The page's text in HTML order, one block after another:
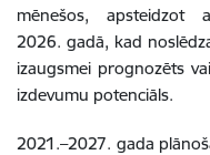
mēnešos, apsteidzot
2026. gadā, kad
izaugsmei prognozēts
izdevumu potenciāls.
2021.–2027. gada